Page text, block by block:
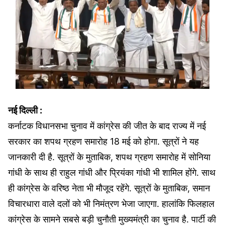
नई दिल्‍ली :
कर्नाटक विधानसभा चुनाव में कांग्रेस की जीत के बाद राज्‍य में नई
सरकार का शपथ ग्रहण समारोह 18 मई को होगा. सूत्रों ने यह
जानकारी दी है. सूत्रों के मुताबिक, शपथ ग्रहण समारोह में सोनिया
गांधी के साथ ही राहुल गांधी और प्रियंका गांधी भी शामिल होंगे. साथ
ही कांग्रेस के वरिष्‍ठ नेता भी मौजूद रहेंगे. सूत्रों के मुताबिक, समान
विचारधारा वाले दलों को भी निमंत्रण भेजा जाएगा. हालांकि फिलहाल
कांग्रेस के सामने सबसे बड़ी चुनौती मुख्‍यमंत्री का चुनाव है. पार्टी की